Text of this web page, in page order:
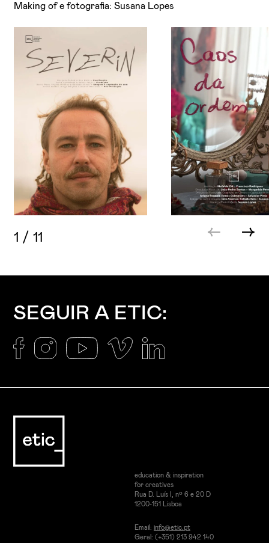
Making of e fotografia: Susana Lopes
1 /11
SEGUIR A ETIC:
education & inspiration
for creatives
Rua D. Luís I, nº 6 e 20 D
1200-151 Lisboa
Email: info@etic.pt
Geral: (+351) 213 942 140